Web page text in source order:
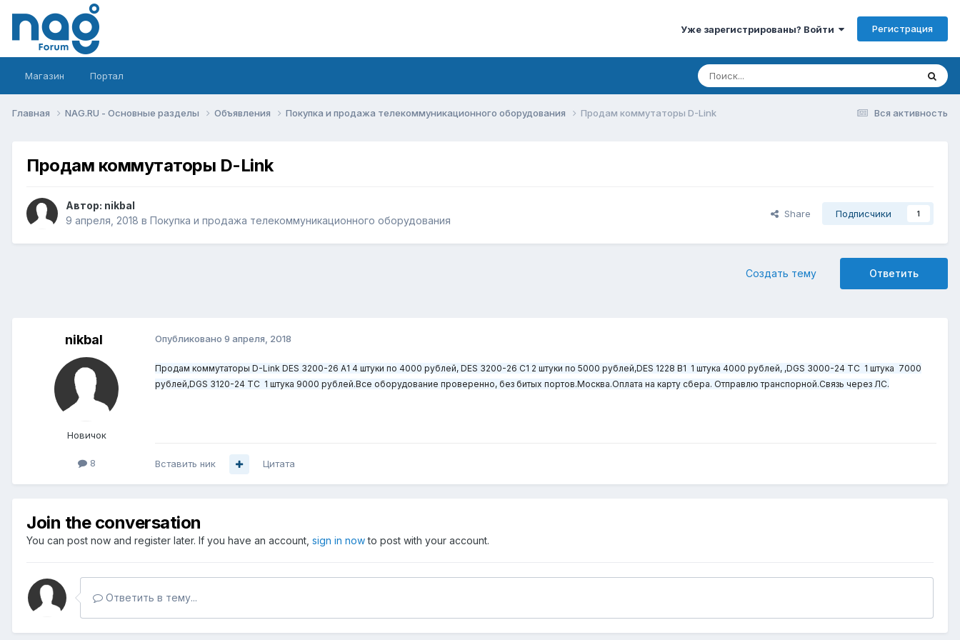
Уже зарегистрированы? Войти Регистрация
Магазин Портал
Вся активность
Главная NAG.RU - Основные разделы Объявления Покупка и продажа телекоммуникационного оборудования Продам коммутаторы D-Link
Продам коммутаторы D-Link
Автор: nikbal
9 апреля, 2018 в Покупка и продажа телекоммуникационного оборудования
Share Подписчики 1
Ответить
Создать тему
nikbal
Новичок
8
Опубликовано 9 апреля, 2018
Продам коммутаторы D-Link DES 3200-26 A1 4 штуки по 4000 рублей, DES 3200-26 C1 2 штуки по 5000 рублей,DES 1228 B1 1 штука 4000 рублей, ,DGS 3000-24 TC 1 штука 7000
рублей,DGS 3120-24 TC 1 штука 9000 рублей.Все оборудование проверенно, без битых портов.Москва.Оплата на карту сбера. Отправлю транспорной.Связь через ЛС.
Вставить ник Цитата
Join the conversation
You can post now and register later. If you have an account, sign in nowto post with your account.
Ответить в тему...